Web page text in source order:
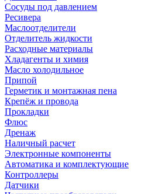
Сосуды под давлением
Ресивера
Маслоотделители
Отделитель жидкости
Расходные материалы
Хладагенты и химия
Масло холодильное
Припой
Герметик и монтажная пена
Крепёж и провода
Прокладки
Флюс
Дренаж
Наличный расчет
Электронные компоненты
Автоматика и комплектующие
Контроллеры
Датчики